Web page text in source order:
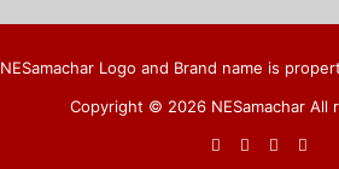
NESamachar Logo and Brand name is
Copyright © 2026 NESamachar All
FacebookYouTube